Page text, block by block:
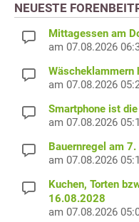
NEUESTE
Mittagessen am
am 07.08.2026
Wäscheklammern
am 07.08.2026
Smartphone ist
am 07.08.2026
Bauernregel am
am 07.08.2026
Kuchen, Torten
16.08.2028
am 07.08.2026